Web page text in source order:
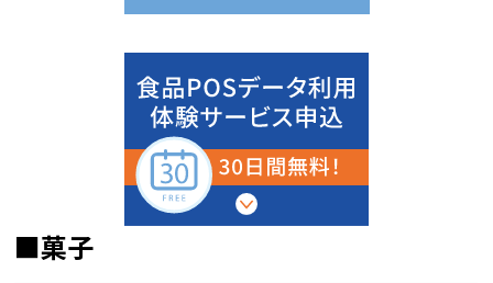
■菓子